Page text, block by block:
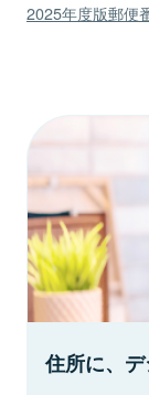
2025年度版郵便
住所に、デ